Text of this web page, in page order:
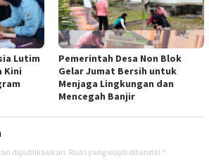
Lutim
Kini
Pemerintah Desa Non Blok
Gelar Jumat Bersih untuk
Menjaga Lingkungan dan
Mencegah Banjir
dipublikasikan. Ruas yang wajib ditandai *